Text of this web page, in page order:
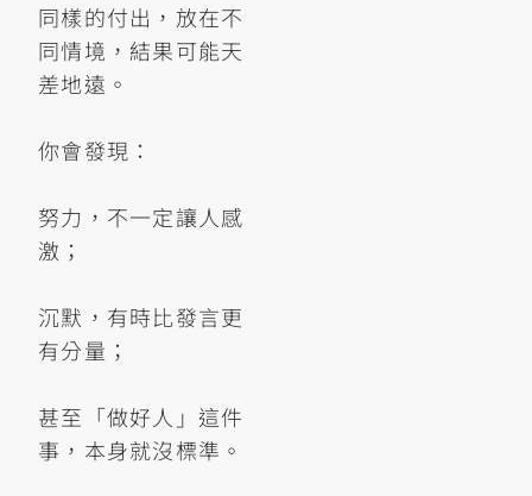
同樣的付出，放在不
同情境，結果可能天
差地遠。
你會發現：
努力，不一定讓人感
激；
沉默，有時比發言更
有分量；
甚至「做好人」這件
事，本身就沒標準。